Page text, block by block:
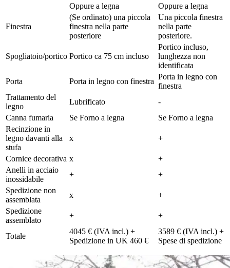
Oppure a legna
Oppure a legna
Finestra
(Se ordinato) una piccola
finestra nella parte
posteriore
Una piccola finestra
nella parte
posteriore.
Spogliatoio/portico Portico ca 75 cm incluso
Portico incluso,
lunghezza non
identificata
Porta
Porta in legno con finestra
Porta in legno con
finestra
Trattamento del
legno
Lubrificato
-
Canna fumaria
Se Forno a legna
Se Forno a legna
Recinzione in
legno davanti alla
stufa
x +
Cornice decorativa x
+
Anelli in acciaio
inossidabile
+
+
Spedizione non
assemblata
x
+
Spedizione
assemblato
+ +
Totale
4045 € (IVA incl.) +
Spedizione in UK 460 €
3589 € (IVA incl.) +
Spese di spedizione